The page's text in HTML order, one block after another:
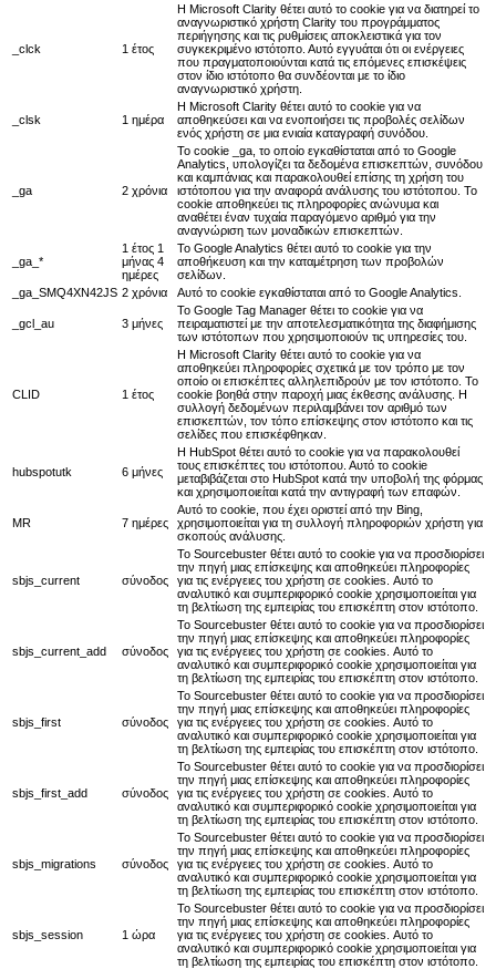
_clck 1 έτος
Η Microsoft Clarity θέτει αυτό το cookie για να διατηρεί το
αναγνωριστικό χρήστη Clarity του προγράμματος
περιήγησης και τις ρυθμίσεις αποκλειστικά για τον
συγκεκριμένο ιστότοπο. Αυτό εγγυάται ότι οι ενέργειες
που πραγματοποιούνται κατά τις επόμενες επισκέψεις
στον ίδιο ιστότοπο θα συνδέονται με το ίδιο
αναγνωριστικό χρήστη.
_clsk 1 ημέρα
Η Microsoft Clarity θέτει αυτό το cookie για να
αποθηκεύσει και να ενοποιήσει τις προβολές σελίδων
ενός χρήστη σε μια ενιαία καταγραφή συνόδου.
_ga 2 χρόνια
Το cookie _ga, το οποίο εγκαθίσταται από το Google
Analytics, υπολογίζει τα δεδομένα επισκεπτών, συνόδου
και καμπάνιας και παρακολουθεί επίσης τη χρήση του
ιστότοπου για την αναφορά ανάλυσης του ιστότοπου. Το
cookie αποθηκεύει τις πληροφορίες ανώνυμα και
αναθέτει έναν τυχαία παραγόμενο αριθμό για την
αναγνώριση των μοναδικών επισκεπτών.
_ga_*
1 έτος 1
μήνας 4
ημέρες
Το Google Analytics θέτει αυτό το cookie για την
αποθήκευση και την καταμέτρηση των προβολών
σελίδων.
_ga_SMQ4XN42JS 2 χρόνια Αυτό το cookie εγκαθίσταται από το Google Analytics.
_gcl_au 3 μήνες
Το Google Tag Manager θέτει το cookie για να
πειραματιστεί με την αποτελεσματικότητα της διαφήμισης
των ιστότοπων που χρησιμοποιούν τις υπηρεσίες του.
CLID 1 έτος
Η Microsoft Clarity θέτει αυτό το cookie για να
αποθηκεύει πληροφορίες σχετικά με τον τρόπο με τον
οποίο οι επισκέπτες αλληλεπιδρούν με τον ιστότοπο. Το
cookie βοηθά στην παροχή μιας έκθεσης ανάλυσης. Η
συλλογή δεδομένων περιλαμβάνει τον αριθμό των
επισκεπτών, τον τόπο επίσκεψης στον ιστότοπο και τις
σελίδες που επισκέφθηκαν.
hubspotutk 6 μήνες
Η HubSpot θέτει αυτό το cookie για να παρακολουθεί
τους επισκέπτες του ιστότοπου. Αυτό το cookie
μεταβιβάζεται στο HubSpot κατά την υποβολή της φόρμας
και χρησιμοποιείται κατά την αντιγραφή των επαφών.
MR 7 ημέρες
Αυτό το cookie, που έχει οριστεί από την Bing,
χρησιμοποιείται για τη συλλογή πληροφοριών χρήστη για
σκοπούς ανάλυσης.
sbjs_current σύνοδος
Το Sourcebuster θέτει αυτό το cookie για να προσδιορίσει
την πηγή μιας επίσκεψης και αποθηκεύει πληροφορίες
για τις ενέργειες του χρήστη σε cookies. Αυτό το
αναλυτικό και συμπεριφορικό cookie χρησιμοποιείται για
τη βελτίωση της εμπειρίας του επισκέπτη στον ιστότοπο.
sbjs_current_add σύνοδος
Το Sourcebuster θέτει αυτό το cookie για να προσδιορίσει
την πηγή μιας επίσκεψης και αποθηκεύει πληροφορίες
για τις ενέργειες του χρήστη σε cookies. Αυτό το
αναλυτικό και συμπεριφορικό cookie χρησιμοποιείται για
τη βελτίωση της εμπειρίας του επισκέπτη στον ιστότοπο.
sbjs_first σύνοδος
Το Sourcebuster θέτει αυτό το cookie για να προσδιορίσει
την πηγή μιας επίσκεψης και αποθηκεύει πληροφορίες
για τις ενέργειες του χρήστη σε cookies. Αυτό το
αναλυτικό και συμπεριφορικό cookie χρησιμοποιείται για
τη βελτίωση της εμπειρίας του επισκέπτη στον ιστότοπο.
sbjs_first_add σύνοδος
Το Sourcebuster θέτει αυτό το cookie για να προσδιορίσει
την πηγή μιας επίσκεψης και αποθηκεύει πληροφορίες
για τις ενέργειες του χρήστη σε cookies. Αυτό το
αναλυτικό και συμπεριφορικό cookie χρησιμοποιείται για
τη βελτίωση της εμπειρίας του επισκέπτη στον ιστότοπο.
sbjs_migrations σύνοδος
Το Sourcebuster θέτει αυτό το cookie για να προσδιορίσει
την πηγή μιας επίσκεψης και αποθηκεύει πληροφορίες
για τις ενέργειες του χρήστη σε cookies. Αυτό το
αναλυτικό και συμπεριφορικό cookie χρησιμοποιείται για
τη βελτίωση της εμπειρίας του επισκέπτη στον ιστότοπο.
sbjs_session 1 ώρα
Το Sourcebuster θέτει αυτό το cookie για να προσδιορίσει
την πηγή μιας επίσκεψης και αποθηκεύει πληροφορίες
για τις ενέργειες του χρήστη σε cookies. Αυτό το
αναλυτικό και συμπεριφορικό cookie χρησιμοποιείται για
τη βελτίωση της εμπειρίας του επισκέπτη στον ιστότοπο.